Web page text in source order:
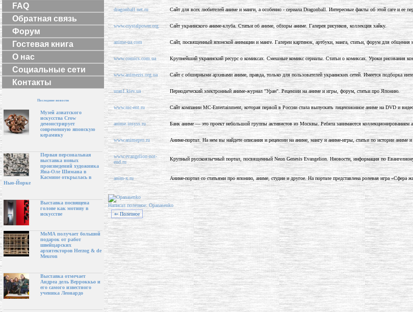
FAQ
Обратная связь
Форум
Гостевая книга
О нас
Социальные сети
Контакты
Последние новости
Музей азиатского
искусства Crow
демонстрирует
современную японскую
керамику
Первая персональная
выставка новых
произведений художника
Яна-Оле Шимана в
Касмине открылась в
Нью-Йорке
Выставка посвящена
голове как мотиву в
искусстве
МоМА получает большой
подарок от работ
швейцарских
архитекторов Herzog & de
Meuron
Выставка отмечает
Андреа дель Верроккьо и
его самого известного
ученика Леонардо
dragonball.net.ru Сайт для всех любителей аниме и манги, а особенно - сериала Dragonball. Интересные факты об этой саге и ее
www.crystalpower.org Сайт украинского аниме-клуба. Статьи об аниме, обзоры аниме. Галерея рисунков, коллекция хайку.
anime-ua.com Сайт, посвященный японской анимации и манге. Галереи картинок, артбуки, манга, статьи, форум для общения
www.comics.com.ua Крупнейший украинский ресурс о комиксах. Смешные комикс сериалы. Статьи о комиксах. Уроки рисования
www.animezis.org.ua Сайт с обширными архивами аниме, правда, только для пользователей украинских сетей. Имеется подборка
uran1.kiev.ua Периодический электронный аниме-журнал "Уран". Рецензии на аниме и игры, форум, статьи про Японию.
www.mc-ent.ru Сайт компании МС-Entertainment, которая первой в России стала выпускать лицензионное аниме на DVD и
anime.insyss.ru Банк аниме — это проект небольшой группы активистов из Москвы. Ребята занимаются
www.animepro.ru Аниме-портал. На нем вы найдете описания и рецензии на аниме, мангу и аниме-игры, статьи по истории аниме
www.evangelion-not-
end.ru
Крупный русскоязычный портал, посвященный Neon Genesis Evangelion. Нновости, информация по
anim-x.ru Аниме-портал со статьями про японию, аниме, студии и другое. На портале представлена ролевая игра «Сфера
Написал полезное: Opanasenko
⇐ Полезное